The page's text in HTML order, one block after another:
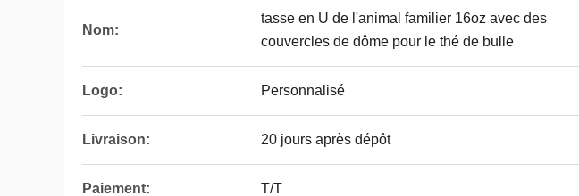
Nom:
tasse en U de l'animal familier 16oz avec des
couvercles de dôme pour le thé de bulle
Logo: Personnalisé
Livraison: 20 jours après dépôt
Paiement: T/T